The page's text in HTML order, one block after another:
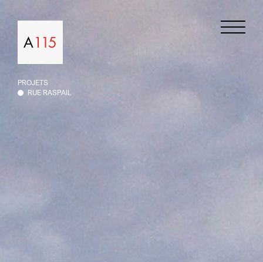
Projets
Agence
PROJETS
RUE RASPAIL